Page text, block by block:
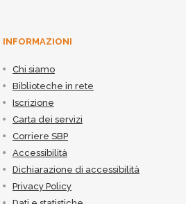
INFORMAZIONI
Chi siamo
Biblioteche in rete
Iscrizione
Carta dei servizi
Corriere SBP
Accessibilità
Dichiarazione di accessibilità
Privacy Policy